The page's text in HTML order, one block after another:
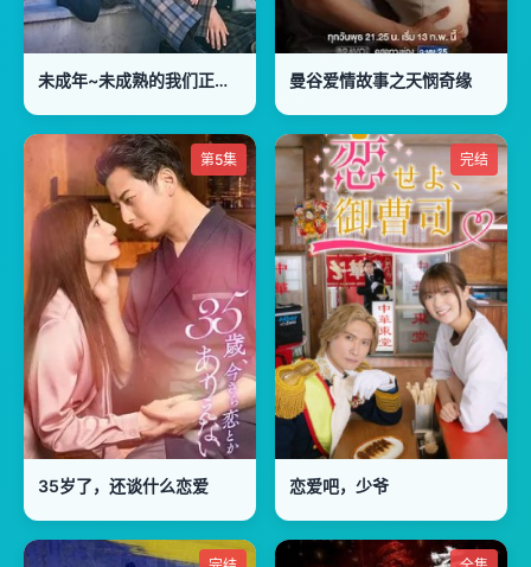
未成年~未成熟的我们正笨拙前行中 曼谷爱情故事之天悯奇缘
第5集
35岁了，还谈什么恋爱
完结
恋爱吧，少爷